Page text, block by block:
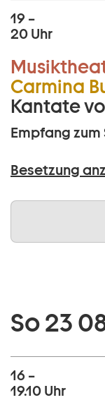
19 –
20 Uhr
Carmina
Kantate
Empfang
Besetzung
So 23
16 –
19.10 Uhr